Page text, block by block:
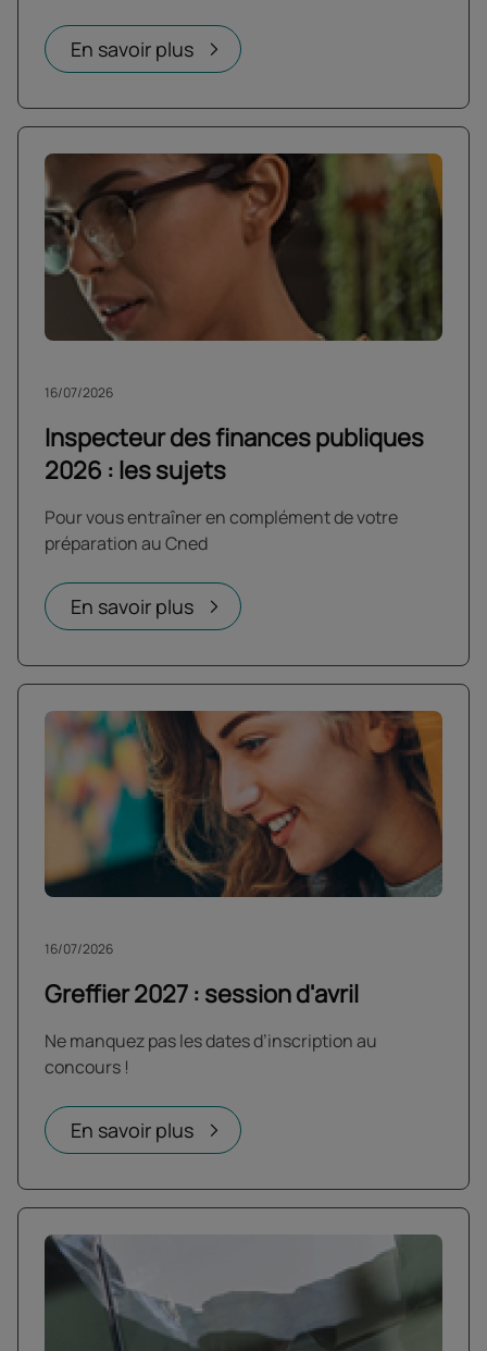
En savoir plus
Inspecteur des finances publiques
2026 : les sujets
16/07/2026
Pour vous entraîner en complément de votre
préparation au Cned
En savoir plus
Greffier 2027 : session d'avril
16/07/2026
Ne manquez pas les dates d’inscription au
concours !
En savoir plus